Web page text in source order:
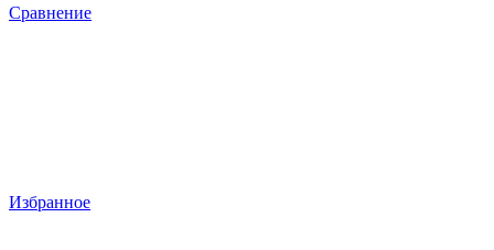
Сравнение
Избранное